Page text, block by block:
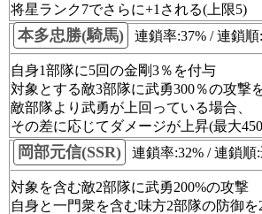
将星ランク7でさらに+1される(上限5)
本多忠勝(騎馬) 連鎖率:37% / 連鎖
自身1部隊に5回の金剛3％を付与
対象とする敵3部隊に武勇300％の攻撃
敵部隊より武勇が上回っている場合、
その差に応じてダメージが上昇(最大
岡部元信(SSR) 連鎖率:32% / 連鎖順
対象を含む敵2部隊に武勇200%の攻撃
自身と一門衆を含む味方2部隊の防御を